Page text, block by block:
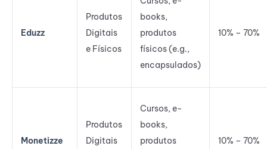
Eduzz
Produtos
Digitais
e Físicos
books,
produtos
físicos (e.g.,
encapsulados)
10% – 70%
Monetizze
Produtos
Digitais
Cursos, e-
books,
produtos
10% – 70%